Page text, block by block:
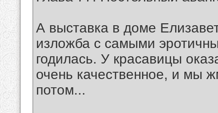
А выставка в доме
изложба с самыми
годилась. У красавицы
очень качественное, и мы
потом...